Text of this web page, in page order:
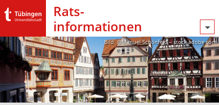
Rats­
informationen
Bild: @Manuel Schönfeld – stock.adobe.com